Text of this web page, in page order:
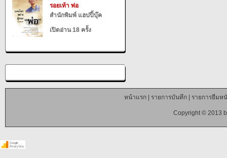
รอยเท้า พ่อ
สำนักพิมพ์ แฮปปี้บุ๊ค
เปิดอ่าน 18 ครั้ง
หน้าแรก| รายการบันทึก| รายการยืมห
Copyright © 2013